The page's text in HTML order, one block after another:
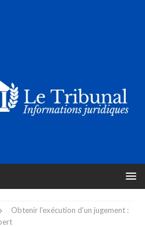
Obtenir l’exécution d’un jugement :